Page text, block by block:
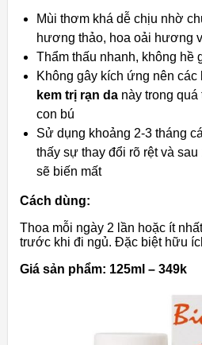
Mùi thơm khá dễ chịu nhờ
hương thảo, hoa oải hương
Thẩm thấu nhanh, không hề
Không gây kích ứng nên các
kem trị rạn da này trong
con bú
Sử dụng khoảng 2-3 tháng
thấy sự thay đổi rõ rệt và
sẽ biến mất
Cách dùng:
Thoa mỗi ngày 2 lần hoặc ít
trước khi đi ngủ. Đặc biệt hữu
Giá sản phẩm: 125ml – 349k